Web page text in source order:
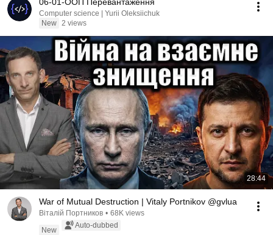
Computer science | Yurii Oleksiichuk
New 2 views
28:44
War of Mutual Destruction | Vitaly Portnikov @gvlua
Віталій Портников • 68K views
New
Auto-dubbed